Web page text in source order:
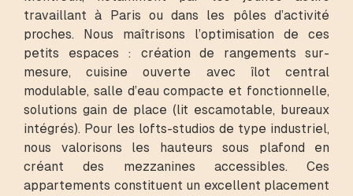
travaillant à Paris ou dans les pôles d’activité
proches. Nous maîtrisons l’optimisation de ces
petits espaces : création de rangements sur-
mesure, cuisine ouverte avec îlot central
modulable, salle d’eau compacte et fonctionnelle,
solutions gain de place (lit escamotable, bureaux
intégrés). Pour les lofts-studios de type industriel,
nous valorisons les hauteurs sous plafond en
créant des mezzanines accessibles. Ces
appartements constituent un excellent placement